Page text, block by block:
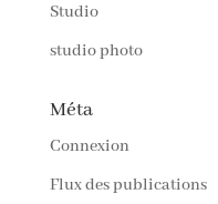
Studio
studio photo
Méta
Connexion
Flux des publications